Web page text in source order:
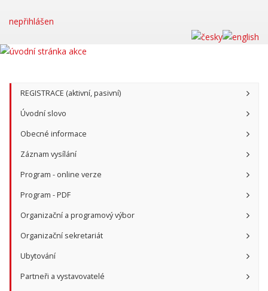
nepřihlášen
REGISTRACE (aktivní, pasivní)
Úvodní slovo
Obecné informace
Záznam vysílání
Program - online verze
Program - PDF
Organizační a programový výbor
Organizační sekretariát
Ubytování
Partneři a vystavovatelé